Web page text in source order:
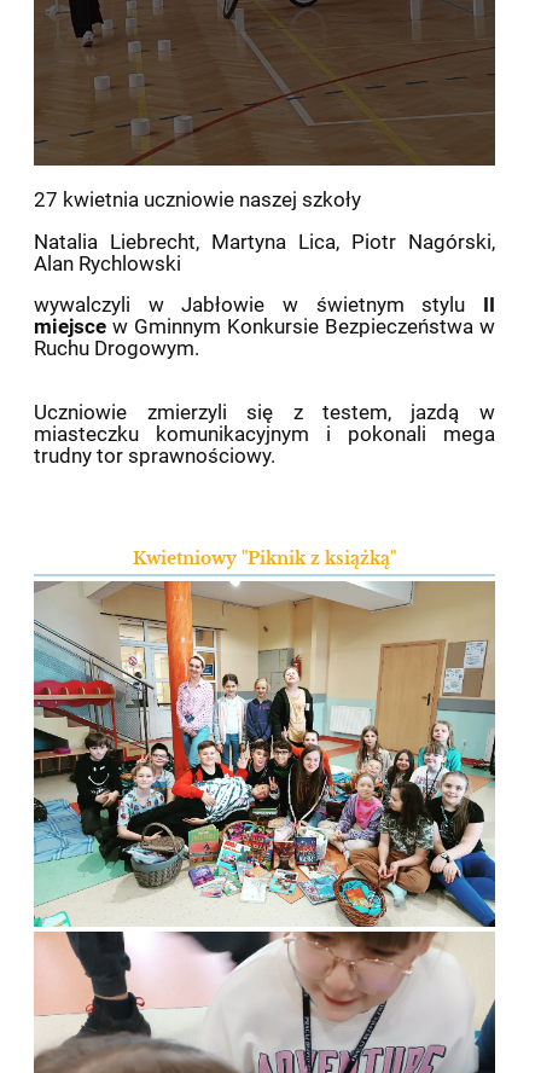
27 kwietnia uczniowie naszej szkoły
Natalia Liebrecht, Martyna Lica, Piotr Nagórski,
Alan Rychlowski
wywalczyli w Jabłowie w świetnym stylu II
miejsce w Gminnym Konkursie Bezpieczeństwa w
Ruchu Drogowym.
Uczniowie zmierzyli się z testem, jazdą w
miasteczku komunikacyjnym i pokonali mega
trudny tor sprawnościowy.
Kwietniowy "Piknik z książką"